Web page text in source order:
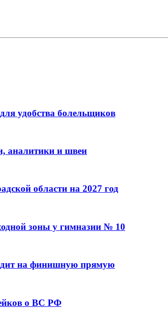
удобства болельщиков
аналитики и швеи
области на 2027 год
зоны у гимназии № 10
на финишную прямую
о ВС РФ